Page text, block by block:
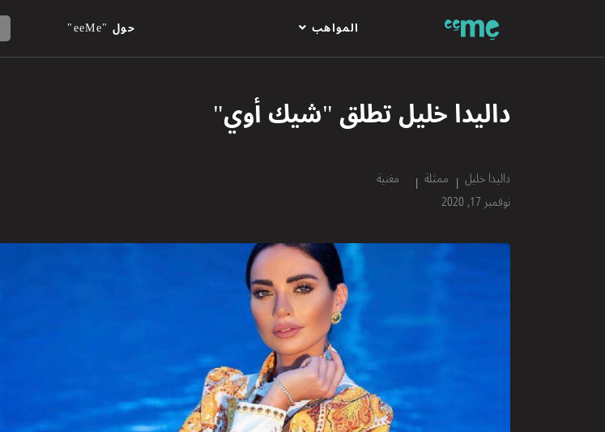
المواهب حول "eeMe"
داليدا خليل تطلق "شيك أوي"
داليدا خليل ممثلة
مغنية
نوفمبر 17, 2020